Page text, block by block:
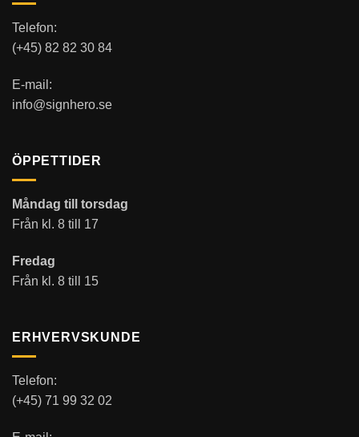
Telefon:
(+45) 82 82 30 84
E-mail:
info@signhero.se
ÖPPETTIDER
Måndag till torsdag
Från kl. 8 till 17
Fredag
Från kl. 8 till 15
ERHVERVSKUNDE
Telefon:
(+45) 71 99 32 02